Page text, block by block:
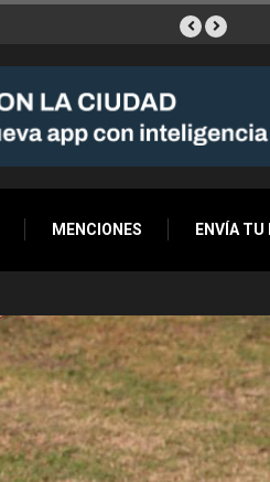
MENCIONES ENVÍA TU